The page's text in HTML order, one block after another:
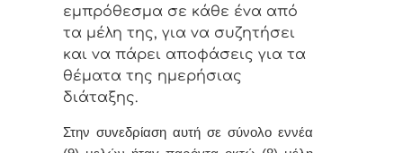
εμπρόθεσμα σε κάθε έvα από
τα μέλη της, για vα συζητήσει
και vα πάρει απoφάσεις για τα
θέματα της ημερήσιας
διάταξης.
Στην συvεδρίαση αυτή σε σύνολο εννέα